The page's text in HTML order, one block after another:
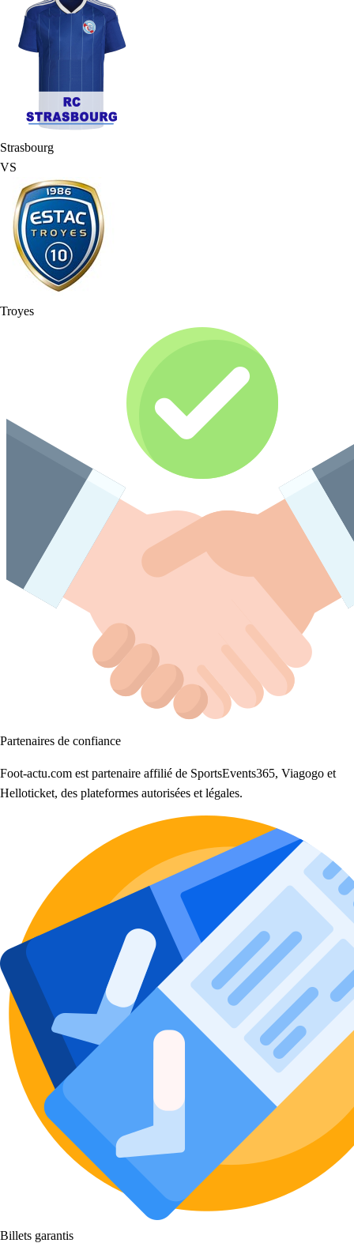
Strasbourg
VS
Troyes
Partenaires de confiance
Foot-actu.com est partenaire affilié de SportsEvents365, Viagogo et
Helloticket, des plateformes autorisées et légales.
Billets garantis